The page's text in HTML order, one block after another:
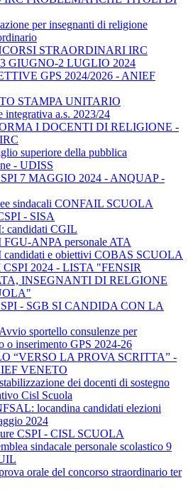
per insegnanti di religione
STRAORDINARI IRC
GIUGNO-2 LUGLIO 2024
GPS 2024/2026 - ANIEF
STAMPA UNITARIO
integrativa a.s. 2023/24
I DOCENTI DI RELIGIONE -
superiore della pubblica
- UDISS
7 MAGGIO 2024 - ANQUAP -
sindacali CONFAIL SCUOLA
- SISA
candidati CGIL
FGU-ANPA personale ATA
candidati e obiettivi COBAS SCUOLA
2024 - LISTA "FENSIR
INSEGNANTI DI RELGIONE
- SGB SI CANDIDA CON LA
sportello consulenze per
o inserimento GPS 2024-26
“VERSO LA PROVA SCRITTA” -
VENETO
dei docenti di sostegno
Cisl Scuola
locandina candidati elezioni
2024
CSPI - CISL SCUOLA
sindacale personale scolastico 9
orale del concorso straordinario ter